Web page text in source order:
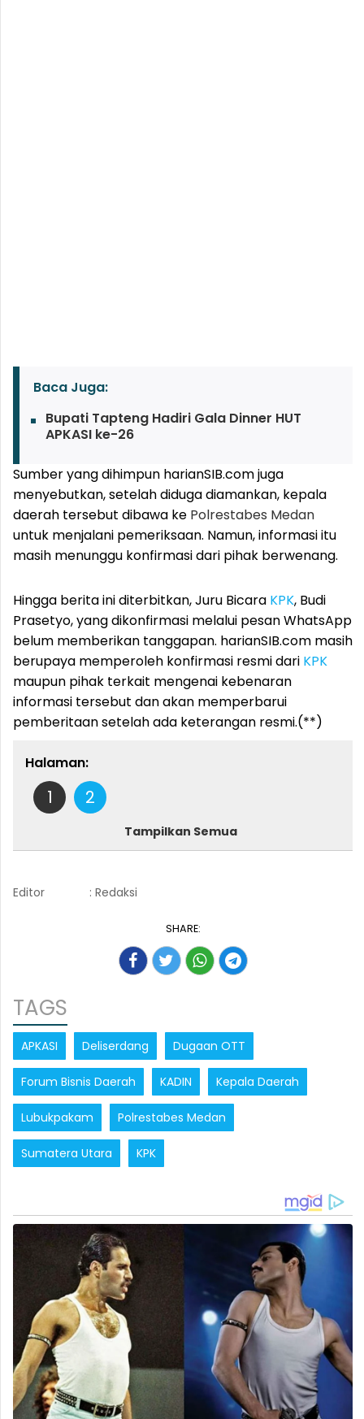
Baca Juga:
Bupati Tapteng Hadiri Gala Dinner HUT
APKASI ke-26
Sumber yang dihimpun harianSIB.com juga
menyebutkan, setelah diduga diamankan, kepala
daerah tersebut dibawa ke Polrestabes Medan
untuk menjalani pemeriksaan. Namun, informasi itu
masih menunggu konfirmasi dari pihak berwenang.
Hingga berita ini diterbitkan, Juru Bicara KPK, Budi
Prasetyo, yang dikonfirmasi melalui pesan WhatsApp
belum memberikan tanggapan. harianSIB.com masih
berupaya memperoleh konfirmasi resmi dari KPK
maupun pihak terkait mengenai kebenaran
informasi tersebut dan akan memperbarui
pemberitaan setelah ada keterangan resmi.(**)
Halaman:
1 2
Tampilkan Semua
Editor : Redaksi
SHARE:
TAGS
APKASI Deliserdang Dugaan OTT
Forum Bisnis Daerah KADIN Kepala Daerah
Lubukpakam Polrestabes Medan
Sumatera Utara KPK